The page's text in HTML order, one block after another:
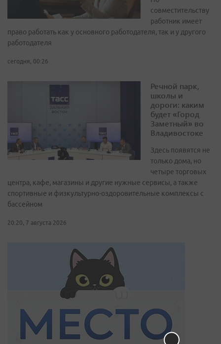
совместительству
работник имеет
право работать как у основного работодателя, так и у другого
работодателя
сегодня, 00:26
Речной парк,
школы и
дороги: каким
будет «Город
Заметный» во
Владивостоке
Здесь появятся не
только дома, но
четыре торговых
центра, кафе, магазины и другие нужные сервисы, а также
спортивные и физкультурно-оздоровительные комплексы с
бассейном
20:20, 7 августа 2026